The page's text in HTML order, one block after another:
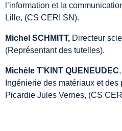
l’information et la
Lille, (CS CERI SN).
Michel SCHMITT, Directeur
(Représentant des tutelles).
Michèle T’KINT QUENEUDEC
Ingénierie des matériaux et
Picardie Jules Vernes, (CS